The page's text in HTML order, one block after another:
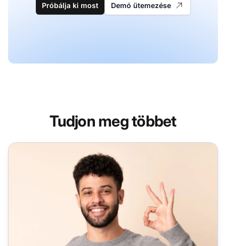
Próbálja ki most Demó ütemezése
Tudjon meg többet
Migrálás az Intercomról a LiveAgentre - Egyszerű